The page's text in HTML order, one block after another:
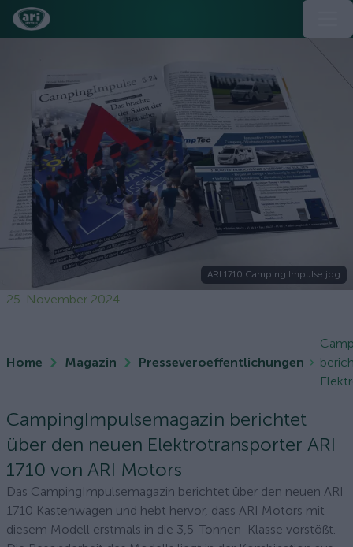
ARI 1710 Camping Impulse.jpg
25. November 2024
Home Magazin Presseveroeffentlichungen
CampingImpulsemagazin berichtet
über den neuen Elektrotransporter ARI
1710 von ARI Motors
Das CampingImpulsemagazin berichtet über den neuen ARI
1710 Kastenwagen und hebt hervor, dass ARI Motors mit
diesem Modell erstmals in die 3,5-Tonnen-Klasse vorstößt.